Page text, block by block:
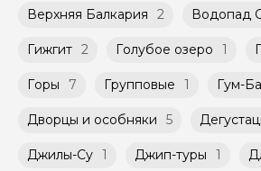
Кисловодска
Незабываемое путешествие,
ваше сердце биться чаще!
заблаговременно до начала
указанной на странице
Агрегатором
к Оферте Сервиса.
Способы оплаты на сайте:
экскурсию.
расписанию, составленному
Помимо Вас, на групповой
быть незнакомые для Вас
условиях, что и групповые, но
не более 10 человек)
Верхняя Балкария 2 Водопад
Гижгит 2 Голубое озеро 1
Горы 7 Групповые 1 Гум-
Дворцы и особняки 5
Джилы-Су 1 Джип-туры 1